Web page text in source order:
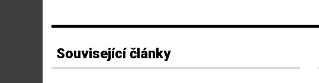
Související články